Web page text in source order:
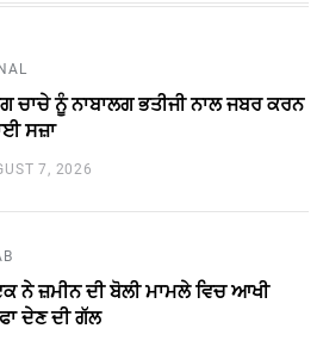
ਚਾਚੇ ਨੂੰ ਨਾਬਾਲਗ ਭਤੀਜੀ ਨਾਲ ਜਬਰ ਕਰਨ
ਸਜ਼ਾ
7, 2026
ਨੇ ਜ਼ਮੀਨ ਦੀ ਬੋਲੀ ਮਾਮਲੇ ਵਿਚ ਆਖੀ
ਦੇਣ ਦੀ ਗੱਲ